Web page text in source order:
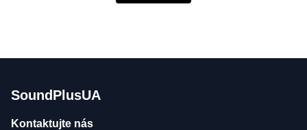
SoundPlusUA
Kontaktujte nás